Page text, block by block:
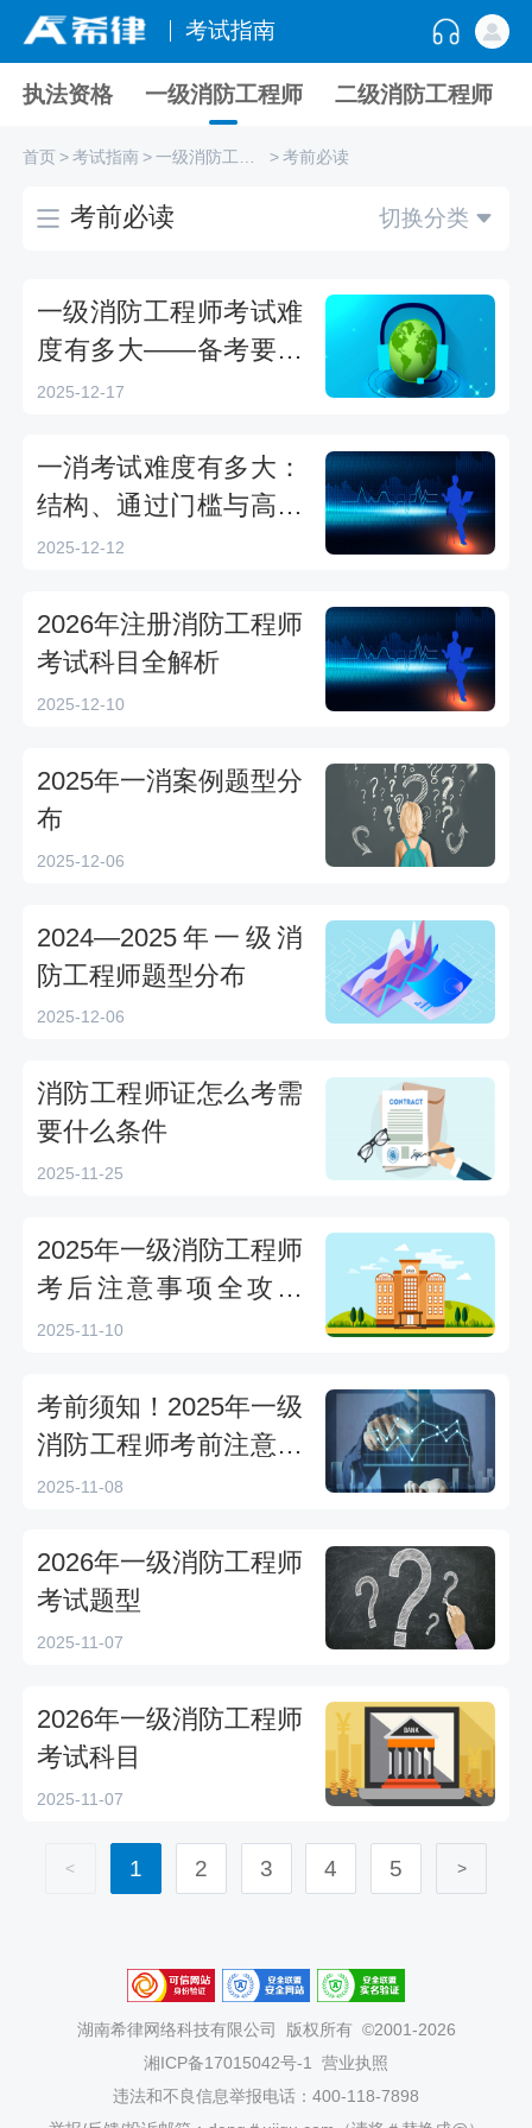
考试指南
执法资格 一级消防工程师 二级消防工程师
首页>考试指南> > 考前必读
考前必读 切换分类
一级消防工程师考试难
度有多大——备考要点
与挑战
2025-12-17
一消考试难度有多大：
结构、通过门槛与高效
备考策略
2025-12-12
2026年注册消防工程师
考试科目全解析
2025-12-10
2025年一消案例题型分
布
2025-12-06
2024—2025年一级消
防工程师题型分布
2025-12-06
消防工程师证怎么考需
要什么条件
2025-11-25
2025年一级消防工程师
考后注意事项全攻略
——2026考生必读指南
2025-11-10
考前须知！2025年一级
消防工程师考前注意事
项
2025-11-08
2026年一级消防工程师
考试题型
2025-11-07
2026年一级消防工程师
考试科目
2025-11-07
< 1 2 3 4 5 >
湖南希律网络科技有限公司
版权所有 ©2001-2026
湘ICP备17015042号-1
营业执照
违法和不良信息举报电话：400-118-7898